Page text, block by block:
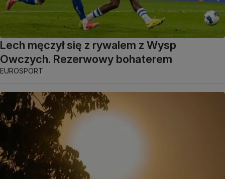
Lech męczył się z rywalem z Wysp
Owczych. Rezerwowy bohaterem
EUROSPORT